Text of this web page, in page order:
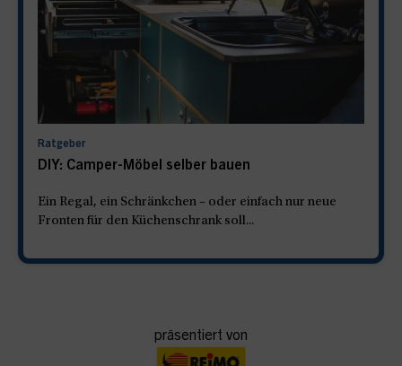
Ratgeber
DIY: Camper-Möbel selber bauen
Ein Regal, ein Schränkchen – oder einfach nur neue
Fronten für den Küchenschrank soll...
präsentiert von